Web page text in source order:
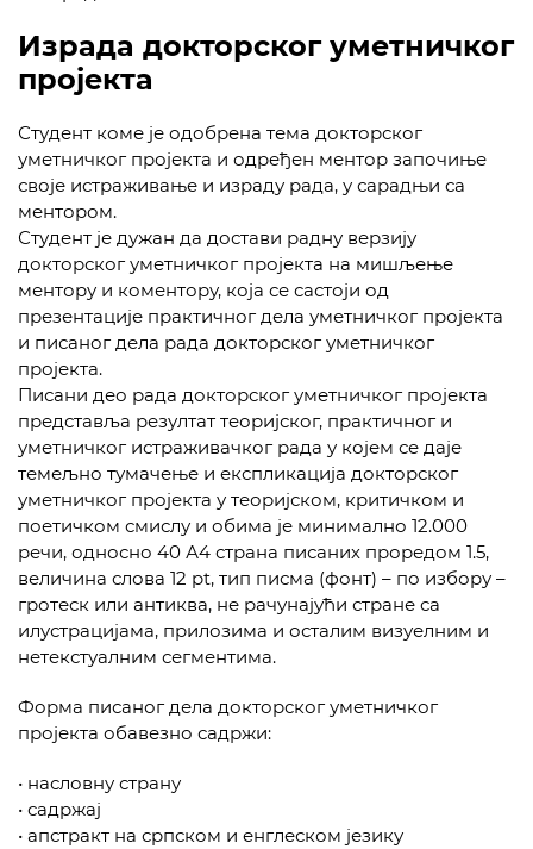
Израда докторског уметничког
пројекта
Студент коме је одобрена тема докторског
уметничког пројекта и одређен ментор започиње
своје истраживање и израду рада, у сарадњи са
ментором.
Студент је дужан да достави радну верзију
докторског уметничког пројекта на мишљење
ментору и коментору, која се састоји од
презентације практичног дела уметничког пројекта
и писаног дела рада докторског уметничког
пројекта.
Писани део рада докторског уметничког пројекта
представља резултат теоријског, практичног и
уметничког истраживачког рада у којем се даје
темељно тумачење и експликација докторског
уметничког пројекта у теоријском, критичком и
поетичком смислу и обима је минимално 12.000
речи, односно 40 А4 страна писаних проредом 1.5,
величина слова 12 pt, тип писма (фонт) – по избору –
гротеск или антиква, не рачунајући стране са
илустрацијама, прилозима и осталим визуелним и
нетекстуалним сегментима.
Форма писаног дела докторског уметничког
пројекта обавезно садржи:
• насловну страну
• садржај
• апстракт на српском и енглеском језику